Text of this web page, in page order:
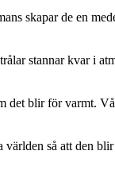
skapar de en
stannar kvar i
det blir för varmt.
så att den blir